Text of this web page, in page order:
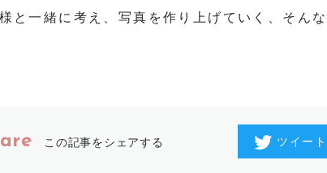
と一緒に考え、写真を作り上げていく、そん
この記事をシェアする ツイート